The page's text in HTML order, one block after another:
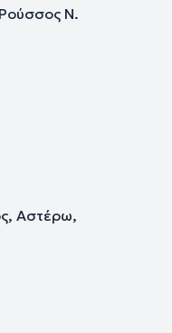
Ν.
Αστέρω,